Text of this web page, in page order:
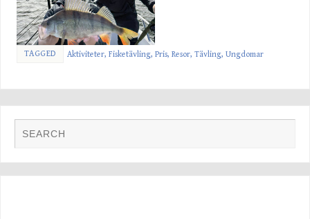
TAGGED Aktiviteter, Fisketävling, Pris, Resor, Tävling, Ungdomar